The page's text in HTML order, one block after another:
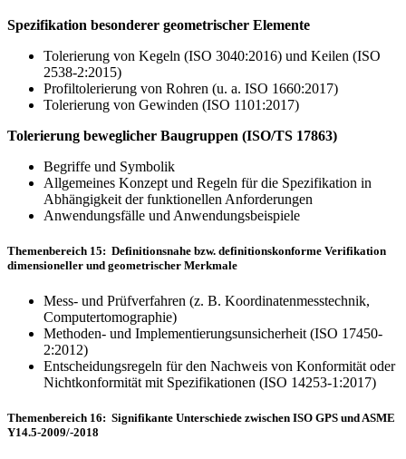
Spezifikation besonderer geometrischer Elemente
Tolerierung von Kegeln (ISO 3040:2016) und Keilen (ISO
2538-2:2015)
Profiltolerierung von Rohren (u. a. ISO 1660:2017)
Tolerierung von Gewinden (ISO 1101:2017)
Tolerierung beweglicher Baugruppen (ISO/TS 17863)
Begriffe und Symbolik
Allgemeines Konzept und Regeln für die Spezifikation in
Abhängigkeit der funktionellen Anforderungen
Anwendungsfälle und Anwendungsbeispiele
Themenbereich 15: Definitionsnahe bzw. definitionskonforme Verifikation
dimensioneller und geometrischer Merkmale
Mess- und Prüfverfahren (z. B. Koordinatenmesstechnik,
Computertomographie)
Methoden- und Implementierungsunsicherheit (ISO 17450-
2:2012)
Entscheidungsregeln für den Nachweis von Konformität oder
Nichtkonformität mit Spezifikationen (ISO 14253-1:2017)
Themenbereich 16: Signifikante Unterschiede zwischen ISO GPS und ASME
Y14.5-2009/-2018